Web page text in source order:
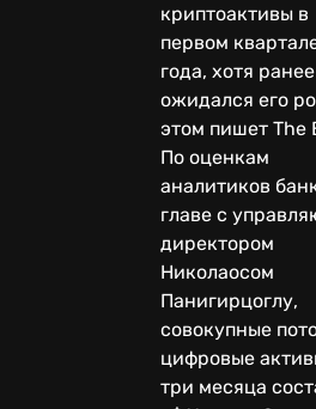
криптоактивы в
первом
года, хотя ранее
ожидался его
этом пишет The
По оценкам
аналитиков
главе с
директором
Николаосом
Панигирцоглу,
совокупные
цифровые
три месяца